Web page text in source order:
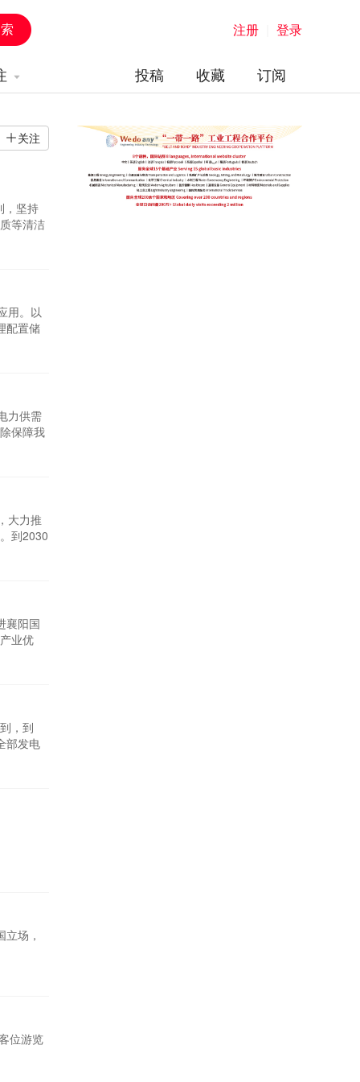
注册 登录
订阅
收藏
投稿
关注
，坚持
等清洁
化发展
端协调
用。以
配置储
展抽
抽水蓄
力供需
保障我
新建、
的煤电
大力推
到2030
点，建
项目。
襄阳国
业优
息、新
车、纺
，到
部发电
业固
中型
场，
位游览